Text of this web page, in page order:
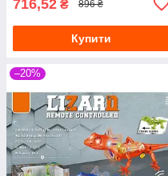
716,52 ₴ 896 ₴
Купити
–20%